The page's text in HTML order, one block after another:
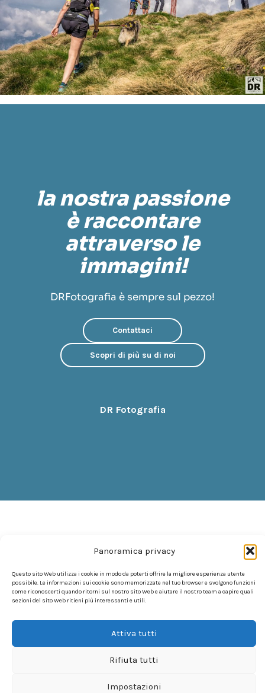
Panoramica privacy
Questo sito Web utilizza i cookie in modo da poterti offrire la migliore esperienza utente
possibile. Le informazioni sui cookie sono memorizzate nel tuo browser e svolgono funzioni
come riconoscerti quando ritorni sul nostro sito Web e aiutare il nostro team a capire quali
sezioni del sito Web ritieni più interessanti e utili.
Attiva tutti
Rifiuta tutti
Impostazioni
la nostra passione
è raccontare
attraverso le
immagini!
DRFotografia è sempre sul pezzo!
Contattaci
Scopri di più su di noi
DR Fotografia